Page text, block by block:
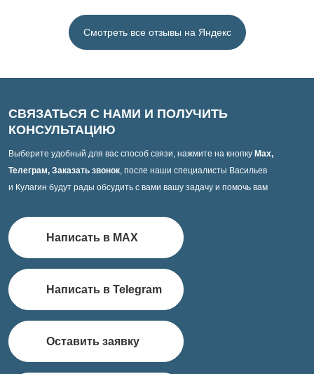
Смотреть все отзывы на Яндекс
СВЯЗАТЬСЯ С НАМИ И ПОЛУЧИТЬ
КОНСУЛЬТАЦИЮ
Выберите удобный для вас способ связи, нажмите на кнопку Max,
Телеграм, Заказать звонок, после наши специалисты Васильев
и Кулагин будут рады обсудить с вами вашу задачу и помочь вам
Написать в MAX
Написать в Telegram
Оставить заявку